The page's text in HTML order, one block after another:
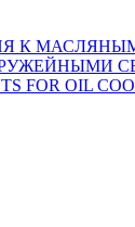
К
FOR OIL